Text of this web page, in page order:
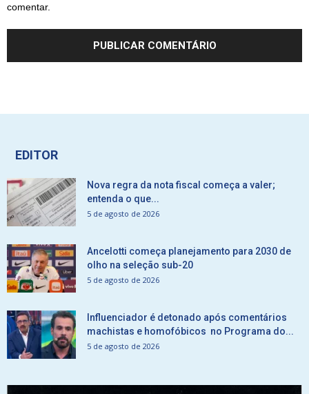
comentar.
EDITOR
Nova regra da nota fiscal começa a valer;
entenda o que...
5 de agosto de 2026
Ancelotti começa planejamento para 2030 de
olho na seleção sub-20
5 de agosto de 2026
Influenciador é detonado após comentários
machistas e homofóbicos no Programa do...
5 de agosto de 2026